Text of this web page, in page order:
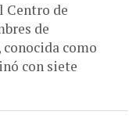
Centro de
de
como
con siete